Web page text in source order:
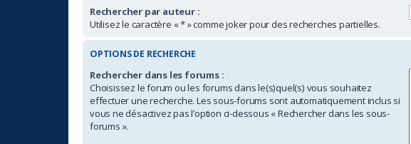
Rechercher par auteur :
Utilisez le caractère « * » comme joker pour des recherches partielles.
OPTIONS DE RECHERCHE
Rechercher dans les forums :
Choisissez le forum ou les forums dans le(s)quel(s) vous souhaitez
effectuer une recherche. Les sous-forums sont automatiquement inclus si
vous ne désactivez pas l’option ci-dessous « Rechercher dans les sous-
forums ».